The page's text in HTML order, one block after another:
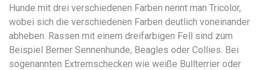
Hunde mit drei verschiedenen Farben nennt man Tricolor,
wobei sich die verschiedenen Farben deutlich voneinander
abheben. Rassen mit einem dreifarbigen Fell sind zum
Beispiel Berner Sennenhunde, Beagles oder Collies. Bei
sogenannten Extremschecken wie weiße Bullterrier oder